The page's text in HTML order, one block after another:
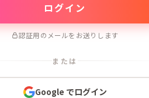
認証用のメールをお送りします
または
Google でログイン